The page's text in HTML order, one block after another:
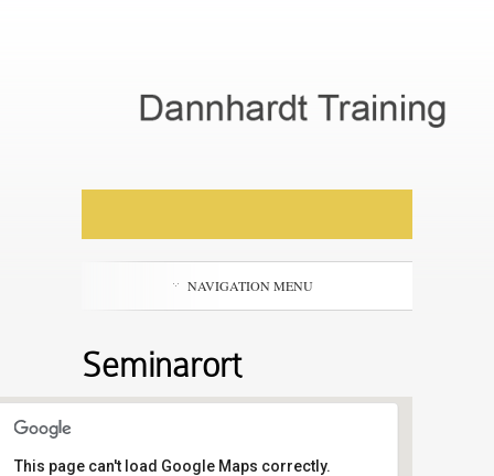
NAVIGATION MENU
Seminarort
This page can't load Google Maps correctly.